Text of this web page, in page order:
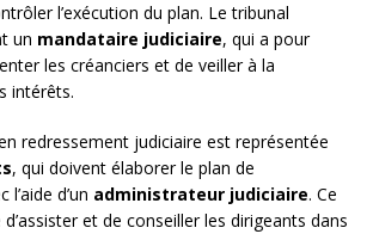
l’exécution du plan. Le tribunal
un mandataire judiciaire, qui a pour
les créanciers et de veiller à la
intérêts.
redressement judiciaire est représentée
, qui doivent élaborer le plan de
d’un administrateur judiciaire. Ce
et de conseiller les dirigeants dans